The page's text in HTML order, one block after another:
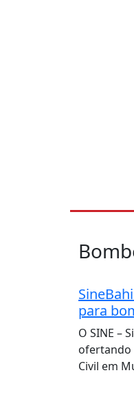
para
O SINE –
ofertando
Civil em